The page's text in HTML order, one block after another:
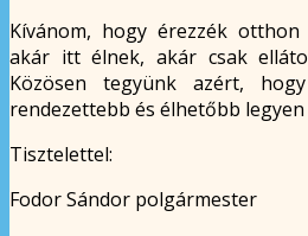
Kívánom, hogy érezzék
akár itt élnek, akár csak
Közösen tegyünk azért,
rendezettebb és élhetőbb
Tisztelettel:
Fodor Sándor polgármester